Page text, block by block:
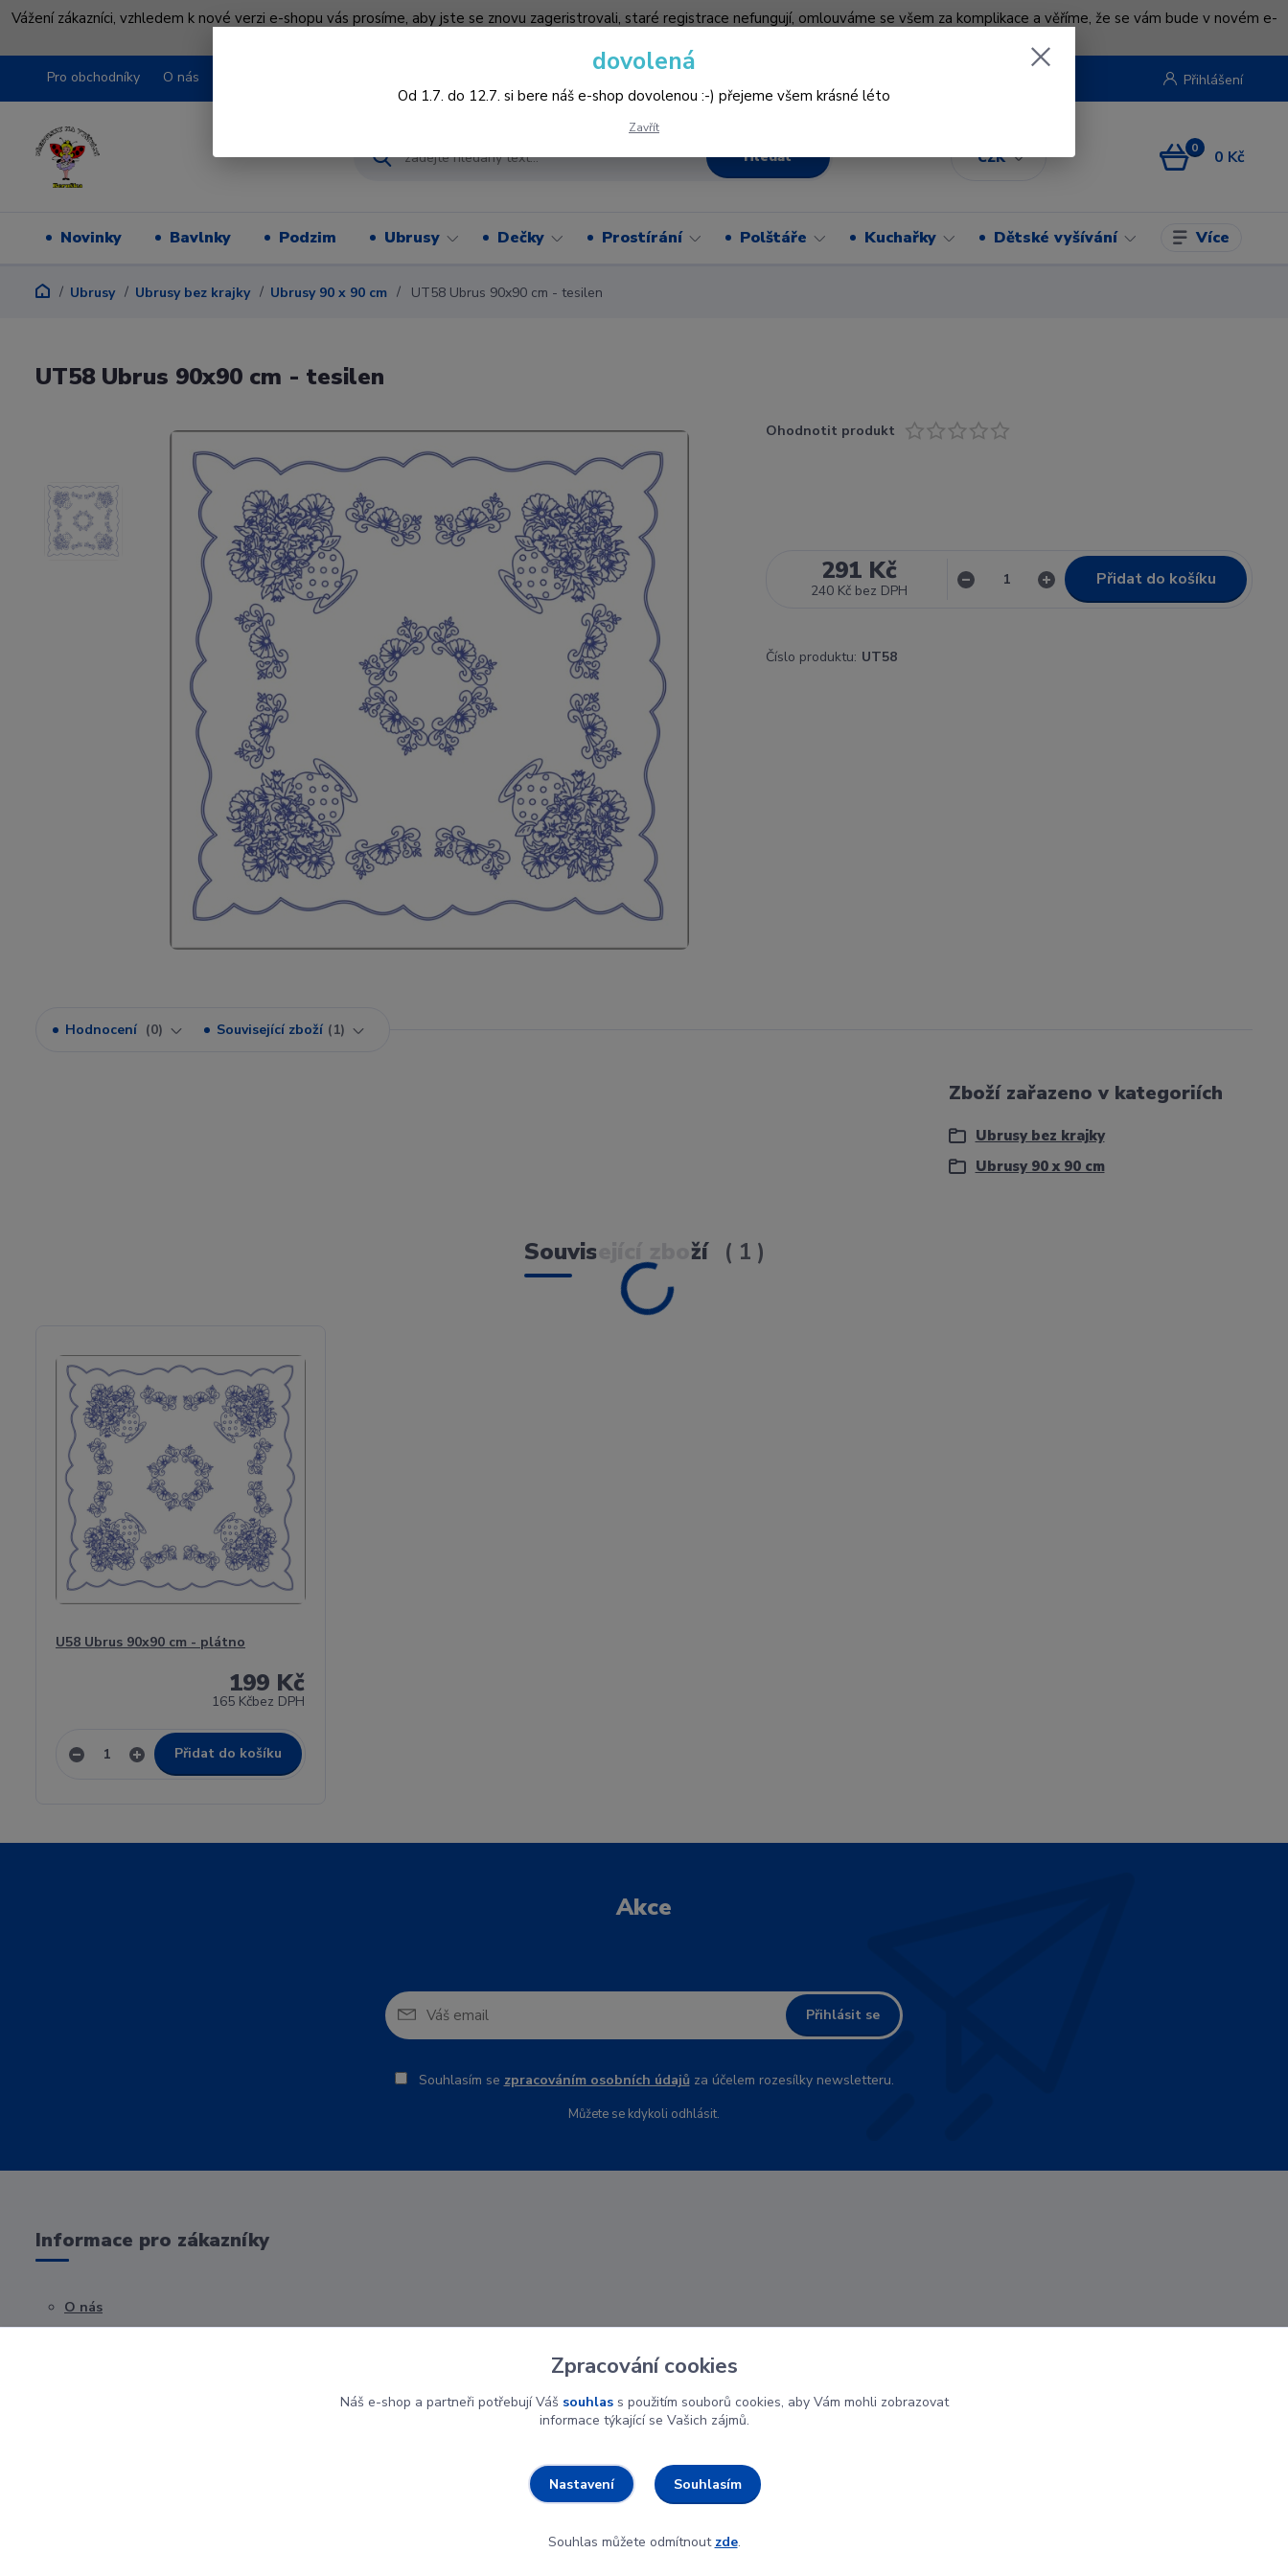
Vážení zákazníci, vzhledem k nové verzi e-shopu vás prosíme, aby jste se znovu zageristrovali, staré registrace nefungují, omlouváme se všem za komplikace a věříme, že se vám bude v novém e-
Pro obchodníky O nás
CZK
Přihlášení
Hledat 0 0 Kč
Novinky Bavlnky Podzim Ubrusy Dečky Prostírání Polštáře Kuchařky Dětské vyšívání Více
Ubrusy Ubrusy bez krajky Ubrusy 90 x 90 cm UT58 Ubrus 90x90 cm - tesilen
UT58 Ubrus 90x90 cm - tesilen
Ohodnotit produkt
291 Kč
240 Kč bez DPH
Přidat do košíku
Číslo produktu: UT58
Hodnocení 0 Související zboží 1
Zboží zařazeno v kategoriích
Ubrusy bez krajky
Ubrusy 90 x 90 cm
Související zboží 1
U58 Ubrus 90x90 cm - plátno
199 Kč
165 Kčbez DPH
Přidat do košíku
Akce
Přihlásit se
Souhlasím se zpracováním osobních údajůza účelem rozesílky newsletteru.
Můžete se kdykoli odhlásit.
Informace pro zákazníky
O nás
dovolená
Od 1.7. do 12.7. si bere náš e-shop dovolenou :-) přejeme všem krásné léto
Zavřít
Zpracování cookies
Náš e-shop a partneři potřebují Váš souhlass použitím souborů cookies, aby Vám mohli zobrazovat
informace týkající se Vašich zájmů.
Nastavení Souhlasím
Souhlas můžete odmítnout zde.